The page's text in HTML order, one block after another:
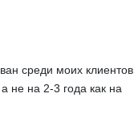
среди моих клиентов.
не на 2-3 года как на